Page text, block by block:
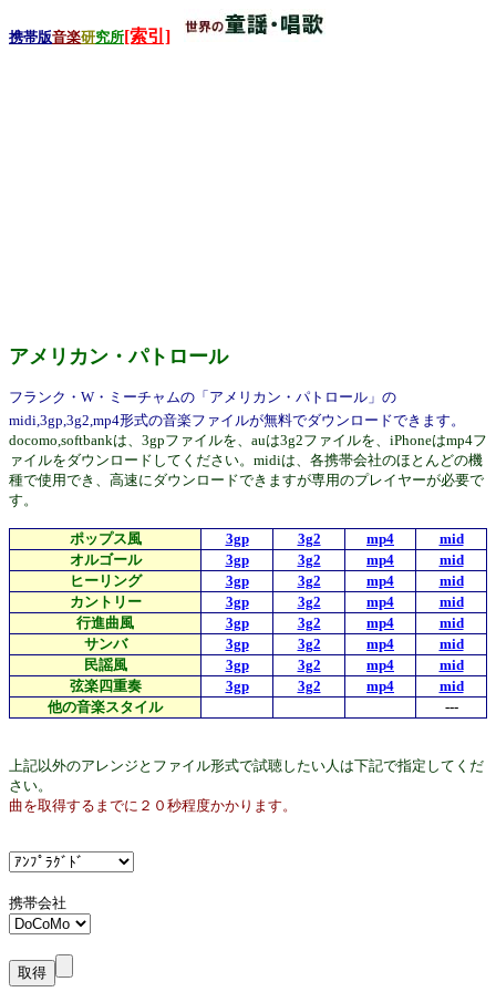
携帯版音楽研究所[索引]
アメリカン・パトロール
フランク・W・ミーチャムの「アメリカン・パトロール」の
midi,3gp,3g2,mp4形式の音楽ファイルが無料でダウンロードできます。
docomo,softbankは、3gpファイルを、auは3g2ファイルを、iPhoneはmp4フ
ァイルをダウンロードしてください。midiは、各携帯会社のほとんどの機
種で使用でき、高速にダウンロードできますが専用のプレイヤーが必要で
す。
ポップス風 3gp 3g2 mp4
mid
オルゴール
3gp 3g2 mp4
mid
ヒーリング
3gp 3g2 mp4
mid
カントリー
3gp 3g2 mp4
mid
行進曲風
3gp 3g2 mp4
mid
サンバ
3gp 3g2 mp4
mid
民謡風
3gp 3g2 mp4
mid
弦楽四重奏
3gp 3g2 mp4
mid
他の音楽スタイル
---
上記以外のアレンジとファイル形式で試聴したい人は下記で指定してくだ
さい。
曲を取得するまでに２０秒程度かかります。
携帯会社